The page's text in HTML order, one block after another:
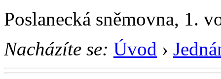
Poslanecká sněmovna, 1.
Nacházíte se: Úvod ›